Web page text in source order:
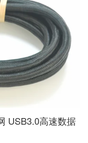
USB3.0高速数据